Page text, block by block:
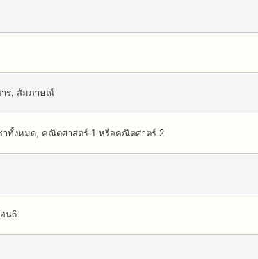
าร, สัมภาษณ์
ทั้งหมด, คณิตศาสตร์ 1 หรือคณิตศาตร์ 2
น6